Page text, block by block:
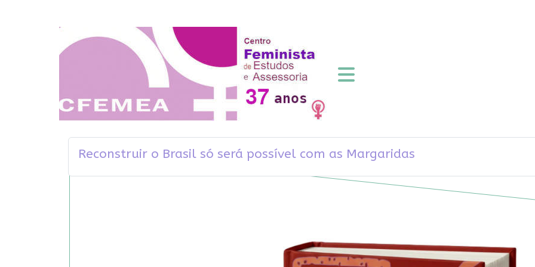
Reconstruir o Brasil só será possível com as Margaridas